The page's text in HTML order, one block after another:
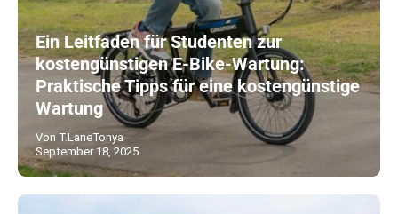
Ein Leitfaden für Studenten zur
kostengünstigen E-Bike-Wartung:
Praktische Tipps für eine kostengünstige
Wartung
Von T.LaneTonya
September 18, 2025